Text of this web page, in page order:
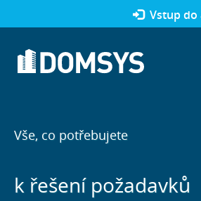
Vstup do
Vše, co potřebujete
k řešení požadavků